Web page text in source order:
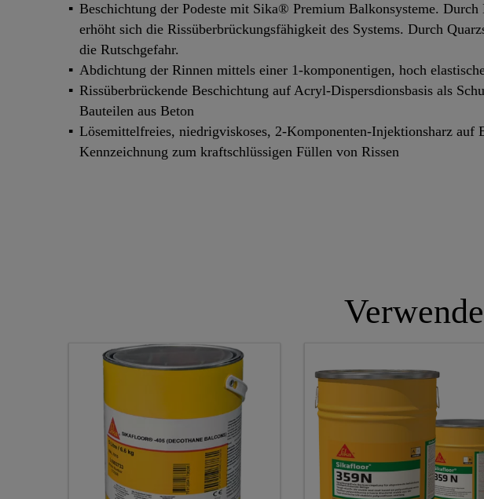
Beschichtung der Podeste mit Sika® Premium Balkonsysteme. Durch
erhöht sich die Rissüberbrückungsfähigkeit des Systems. Durch
die Rutschgefahr.
Abdichtung der Rinnen mittels einer 1-komponentigen, hoch
Rissüberbrückende Beschichtung auf Acryl-Dispersdionsbasis als
Bauteilen aus Beton
Lösemittelfreies, niedrigviskoses, 2-Komponenten-Injektionsharz auf
Kennzeichnung zum kraftschlüssigen Füllen von Rissen